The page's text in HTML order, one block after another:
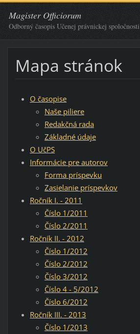
Magister Officiorum
Odborný časopis Učenej právnickej spoločnosti
Mapa stránok
O časopise
Naše piliere
Redakčná rada
Základné údaje
O UčPS
Informácie pre autorov
Forma príspevku
Zasielanie príspevkov
Ročník I. - 2011
Číslo 1/2011
Číslo 2/2011
Ročník II. - 2012
Číslo 1/2012
Číslo 2/2012
Číslo 3/2012
Číslo 4 - 5/2012
Číslo 6/2012
Ročník III. - 2013
Číslo 1/2013